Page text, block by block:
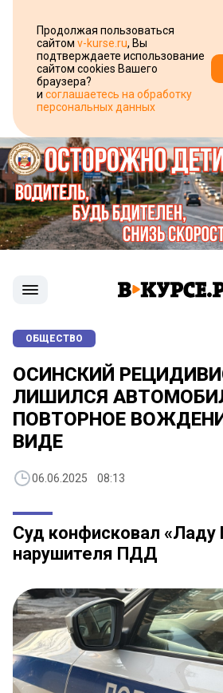
Продолжая пользоваться
сайтом v-kurse.ru, Вы
подтверждаете использование
сайтом cookies Вашего
браузера?
и соглашаетесь на обработку
персональных данных
ОБЩЕСТВО
ОСИНСКИЙ
ЛИШИЛСЯ
ПОВТОРНОЕ
ВИДЕ
06.06.2025 08:13
Суд конфисковал «Ладу
нарушителя ПДД